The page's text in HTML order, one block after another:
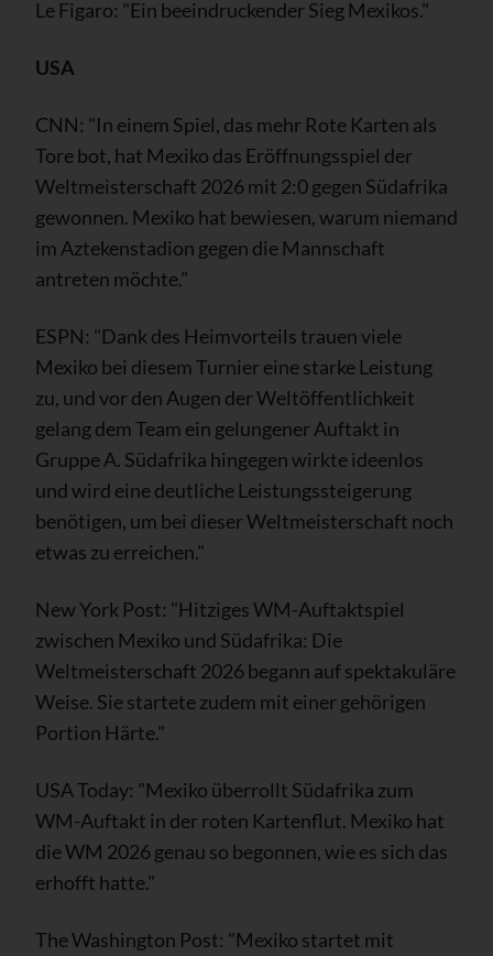
Le Figaro: "Ein beeindruckender Sieg Mexikos."
USA
CNN: "In einem Spiel, das mehr Rote Karten als
Tore bot, hat Mexiko das Eröffnungsspiel der
Weltmeisterschaft 2026 mit 2:0 gegen Südafrika
gewonnen. Mexiko hat bewiesen, warum niemand
im Aztekenstadion gegen die Mannschaft
antreten möchte."
ESPN: "Dank des Heimvorteils trauen viele
Mexiko bei diesem Turnier eine starke Leistung
zu, und vor den Augen der Weltöffentlichkeit
gelang dem Team ein gelungener Auftakt in
Gruppe A. Südafrika hingegen wirkte ideenlos
und wird eine deutliche Leistungssteigerung
benötigen, um bei dieser Weltmeisterschaft noch
etwas zu erreichen."
New York Post: "Hitziges WM-Auftaktspiel
zwischen Mexiko und Südafrika: Die
Weltmeisterschaft 2026 begann auf spektakuläre
Weise. Sie startete zudem mit einer gehörigen
Portion Härte."
USA Today: "Mexiko überrollt Südafrika zum
WM-Auftakt in der roten Kartenflut. Mexiko hat
die WM 2026 genau so begonnen, wie es sich das
erhofft hatte."
The Washington Post: "Mexiko startet mit